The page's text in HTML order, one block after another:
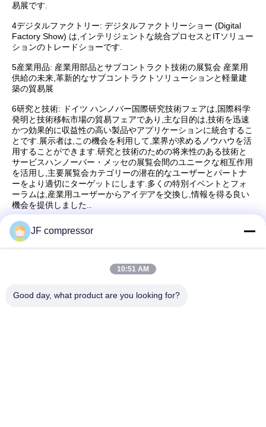
易展です.
4デジタルファクトリー: デジタルファクトリーショー (Digital
Factory Show) は,インテリジェントな統合プロセスとITソリュー
ションのトレードショーです.
5産業用品: 産業用部品とサブコントラクト技術の展覧会 産業用
供給の未来,革新的なサブコントラクトソリューションと軽量建
築の貿易展
6研究と技術: ドイツ ハンノバー国際研究技術フェアは,国際科学
発明と技術移転市場の貿易フェアであり,主な目的は,技術を迅速
かつ効果的に収益性の高い製品やアプリケーションに統合するこ
とです.展示者は,この機会を利用して,業界が求めるノウハウを活
用することができます.研究と技術のための将来性のある技術と
サービスハンノーバー・メッセの展覧会間のユニークな相互作用
を活用し,主要展覧会カテゴリーの潜在的なユーザーとパートナ
ーをより適切にターゲットにします.多くの特別イベントとフォ
ーラムは,産業用ユーザーからアイデアを交換し,情報を得る良い
機会を提供しました..
アドレス
JF compressor
10:51 AM
Good day, what product are you looking for?